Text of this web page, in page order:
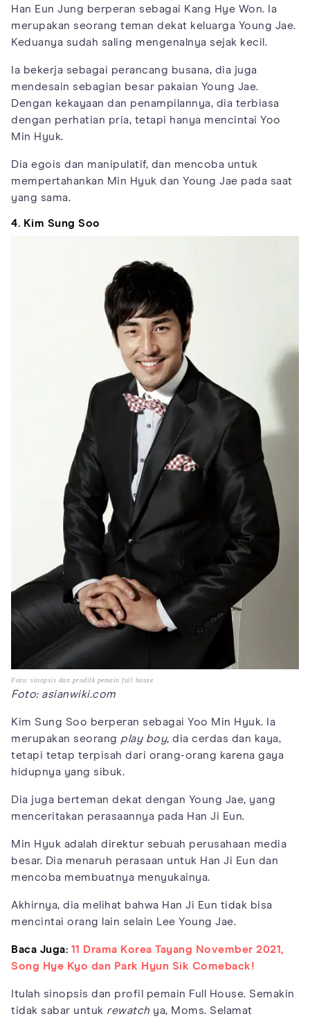
Han Eun Jung berperan sebagai Kang Hye Won. Ia
merupakan seorang teman dekat keluarga Young Jae.
Keduanya sudah saling mengenalnya sejak kecil.
Ia bekerja sebagai perancang busana, dia juga
mendesain sebagian besar pakaian Young Jae.
Dengan kekayaan dan penampilannya, dia terbiasa
dengan perhatian pria, tetapi hanya mencintai Yoo
Min Hyuk.
Dia egois dan manipulatif, dan mencoba untuk
mempertahankan Min Hyuk dan Young Jae pada saat
yang sama.
4. Kim Sung Soo
Foto: sinopsis dan prodilk pemain full house
Foto: asianwiki.com
Kim Sung Soo berperan sebagai Yoo Min Hyuk. Ia
merupakan seorang play boy, dia cerdas dan kaya,
tetapi tetap terpisah dari orang-orang karena gaya
hidupnya yang sibuk.
Dia juga berteman dekat dengan Young Jae, yang
menceritakan perasaannya pada Han Ji Eun.
Min Hyuk adalah direktur sebuah perusahaan media
besar. Dia menaruh perasaan untuk Han Ji Eun dan
mencoba membuatnya menyukainya.
Akhirnya, dia melihat bahwa Han Ji Eun tidak bisa
mencintai orang lain selain Lee Young Jae.
Baca Juga: 11 Drama Korea Tayang November 2021,
Song Hye Kyo dan Park Hyun Sik Comeback!
Itulah sinopsis dan profil pemain Full House. Semakin
tidak sabar untuk rewatch ya, Moms. Selamat